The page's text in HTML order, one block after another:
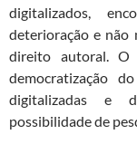
digitalizados,
deterioração e não
direito autoral.
democratização
digitalizadas e
possibilidade de